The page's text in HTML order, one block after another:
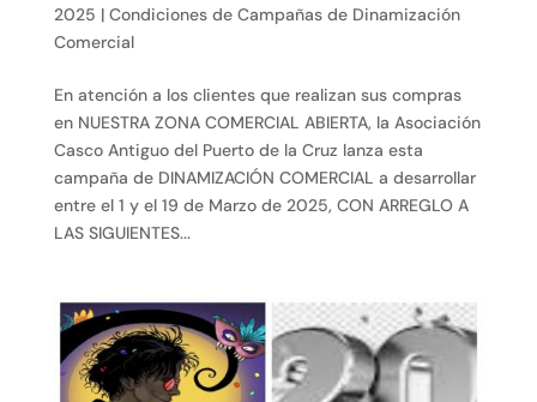
2025 | Condiciones de Campañas de Dinamización
Comercial
En atención a los clientes que realizan sus compras
en NUESTRA ZONA COMERCIAL ABIERTA, la Asociación
Casco Antiguo del Puerto de la Cruz lanza esta
campaña de DINAMIZACIÓN COMERCIAL a desarrollar
entre el 1 y el 19 de Marzo de 2025, CON ARREGLO A
LAS SIGUIENTES...